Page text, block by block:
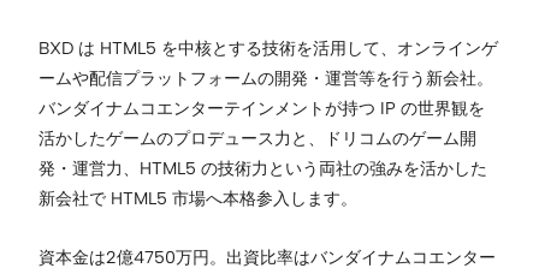
BXD は HTML5 を中核とする技術を活用して、オンラインゲ
ームや配信プラットフォームの開発・運営等を行う新会社。
バンダイナムコエンターテインメントが持つ IP の世界観を
活かしたゲームのプロデュース力と、ドリコムのゲーム開
発・運営力、HTML5 の技術力という両社の強みを活かした
新会社で HTML5 市場へ本格参入します。
資本金は2億4750万円。出資比率はバンダイナムコエンター